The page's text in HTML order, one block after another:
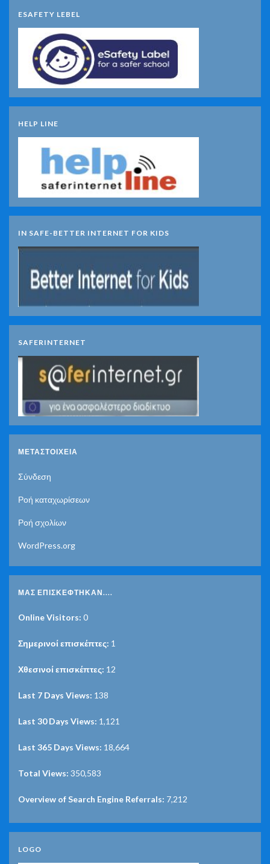
ESAFETY LEBEL
HELP LINE
IN SAFE-BETTER INTERNET FOR KIDS
SAFERINTERNET
ΜΕΤΑΣΤΟΙΧΕΊΑ
Σύνδεση
Ροή καταχωρίσεων
Ροή σχολίων
WordPress.org
ΜΑΣ ΕΠΙΣΚΈΦΤΗΚΑΝ....
Online Visitors: 0
Σημερινοί επισκέπτες: 1
Χθεσινοί επισκέπτες: 12
Last 7 Days Views: 138
Last 30 Days Views: 1,121
Last 365 Days Views: 18,664
Total Views: 350,583
Overview of Search Engine Referrals: 7,212
LOGO